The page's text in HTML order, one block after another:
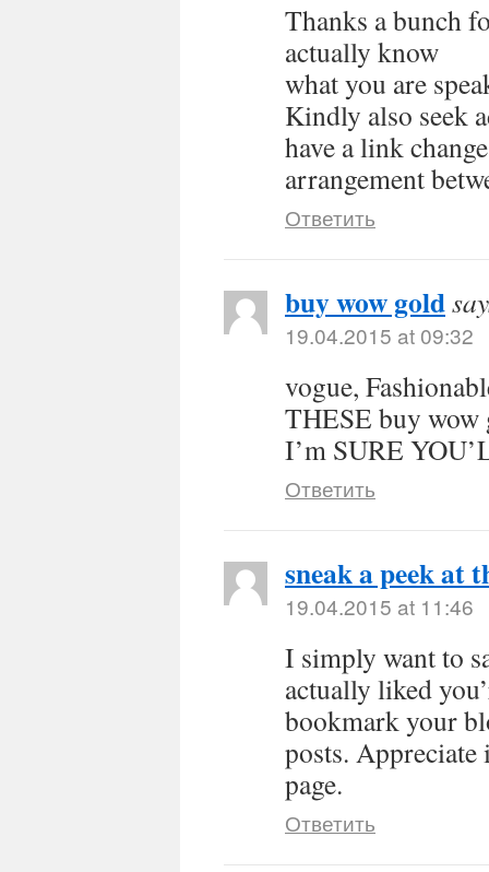
Thanks a bunch
actually know
what you are
Kindly also seek
have a link change
arrangement
Ответить
buy wow gold
19.04.2015 at 09:32
vogue,
THESE buy
I’m SURE
Ответить
sneak a peek at
19.04.2015 at 11:46
I simply want to
actually liked
bookmark your
posts.
page.
Ответить